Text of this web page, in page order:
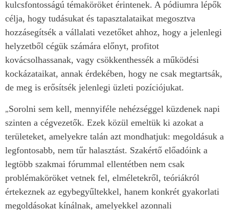
kulcsfontosságú témaköröket érintenek. A pódiumra lépők
célja, hogy tudásukat és tapasztalataikat megosztva
hozzásegítsék a vállalati vezetőket ahhoz, hogy a jelenlegi
helyzetből cégük számára előnyt, profitot
kovácsolhassanak, vagy csökkenthessék a működési
kockázataikat, annak érdekében, hogy ne csak megtartsák,
de meg is erősítsék jelenlegi üzleti pozíciójukat.
„Sorolni sem kell, mennyiféle nehézséggel küzdenek napi
szinten a cégvezetők. Ezek közül emeltük ki azokat a
területeket, amelyekre talán azt mondhatjuk: megoldásuk a
legfontosabb, nem tűr halasztást. Szakértő előadóink a
legtöbb szakmai fórummal ellentétben nem csak
problémaköröket vetnek fel, elméletekről, teóriákról
értekeznek az egybegyűltekkel, hanem konkrét gyakorlati
megoldásokat kínálnak, amelyekkel azonnali